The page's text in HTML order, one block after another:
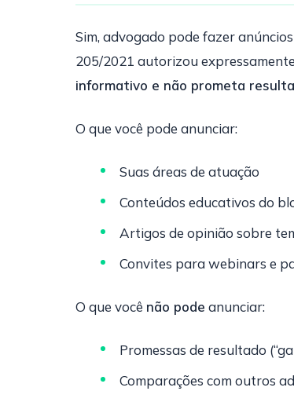
Sim, advogado pode fazer
205/2021 autorizou
informativo e não prometa
O que você pode anunciar:
Suas áreas de atuação
Conteúdos educativos do
Artigos de opinião sobre
Convites para webinars e
O que você não pode anunciar:
Promessas de resultado
Comparações com outros